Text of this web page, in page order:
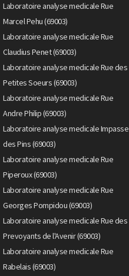
Laboratoire analyse medicale Rue
Marcel Pehu (69003)
Laboratoire analyse medicale Rue
Claudius Penet (69003)
Laboratoire analyse medicale Rue des
Petites Soeurs (69003)
Laboratoire analyse medicale Rue
Andre Philip (69003)
Laboratoire analyse medicale Impasse
des Pins (69003)
Laboratoire analyse medicale Rue
Piperoux (69003)
Laboratoire analyse medicale Rue
Georges Pompidou (69003)
Laboratoire analyse medicale Rue des
Prevoyants de l'Avenir (69003)
Laboratoire analyse medicale Rue
Rabelais (69003)